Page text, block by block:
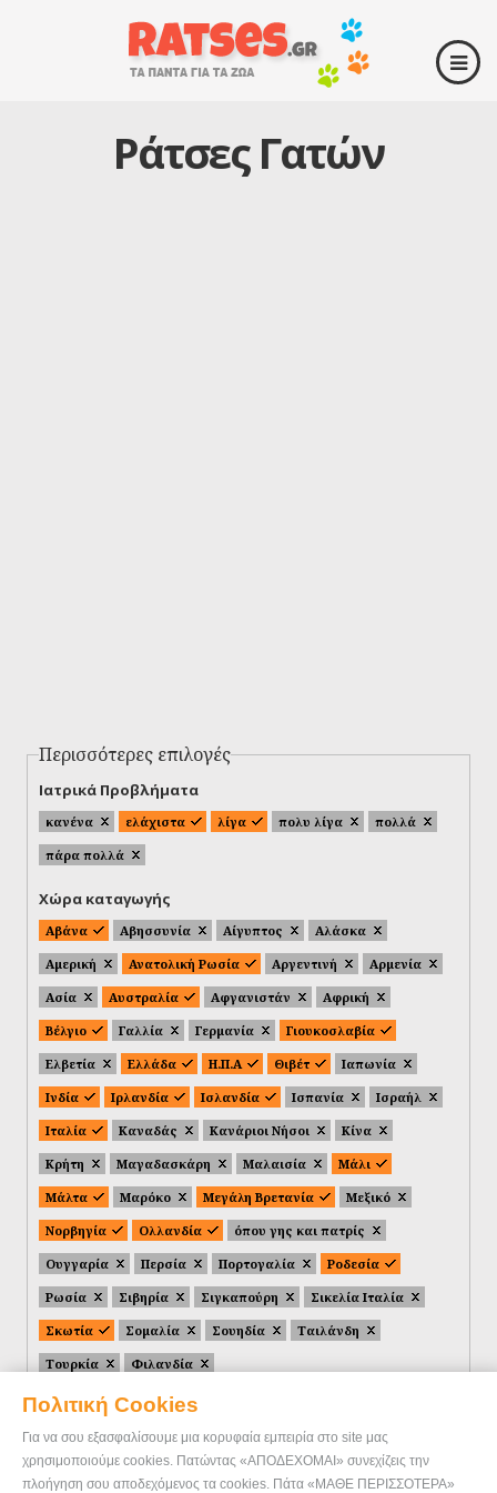
Πολιτική Cookies
Για να σου εξασφαλίσουμε μια κορυφαία εμπειρία στο site μας
χρησιμοποιούμε cookies. Πατώντας «ΑΠΟΔΕΧΟΜΑΙ» συνεχίζεις την
πλοήγηση σου αποδεχόμενος τα cookies. Πάτα «ΜΑΘΕ ΠΕΡΙΣΣΟΤΕΡΑ»
Ράτσες Γατών
Περισσότερες επιλογές
Ιατρικά Προβλήματα
κανένα ελάχιστα λίγα πολυ λίγα
πολλά
πάρα πολλά
Χώρα καταγωγής
Αβάνα Αβησσυνία Αίγυπτος
Αλάσκα
Αμερική
Ανατολική Ρωσία Αργεντινή
Αρμενία
Ασία
Αυστραλία Αφγανιστάν
Αφρική
Βέλγιο
Γαλλία Γερμανία
Γιουκοσλαβία
Ελβετία
Ελλάδα Η.Π.Α Θιβέτ
Ιαπωνία
Ινδία
Ιρλανδία Ισλανδία Ισπανία
Ισραήλ
Ιταλία
Καναδάς Κανάριοι Νήσοι
Κίνα
Κρήτη
Μαγαδασκάρη Μαλαισία
Μάλι
Μάλτα
Μαρόκο Μεγάλη Βρετανία
Μεξικό
Νορβηγία
Ολλανδία
όπου γης και πατρίς
Ουγγαρία
Περσία Πορτογαλία
Ροδεσία
Ρωσία
Σιβηρία Σιγκαπούρη
Σικελία Ιταλία
Σκωτία
Σομαλία Σουηδία
Ταιλάνδη
Τουρκία
Φιλανδία